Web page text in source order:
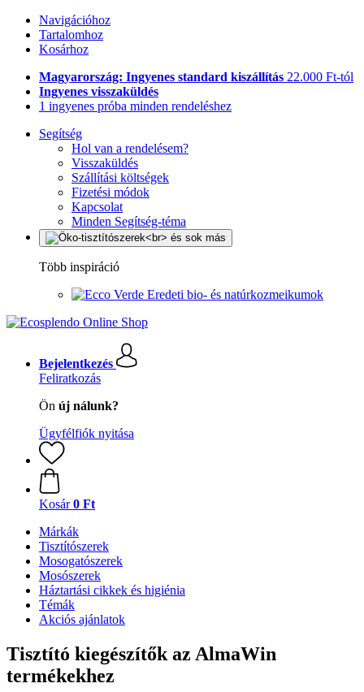
Navigációhoz
Tartalomhoz
Kosárhoz
Magyarország: Ingyenes standard kiszállítás 22.000 Ft-tól
Ingyenes visszaküldés
1 ingyenes próba minden rendeléshez
Segítség
Hol van a rendelésem?
Visszaküldés
Szállítási költségek
Fizetési módok
Kapcsolat
Minden Segítség-téma
Több inspiráció
Eredeti bio- és natúrkozmeikumok
Bejelentkezés
Feliratkozás
Ön új nálunk?
Ügyfélfiók nyitása
Kosár 0 Ft
Márkák
Tisztítószerek
Mosogatószerek
Mosószerek
Háztartási cikkek és higiénia
Témák
Akciós ajánlatok
Tisztító kiegészítők az AlmaWin
termékekhez